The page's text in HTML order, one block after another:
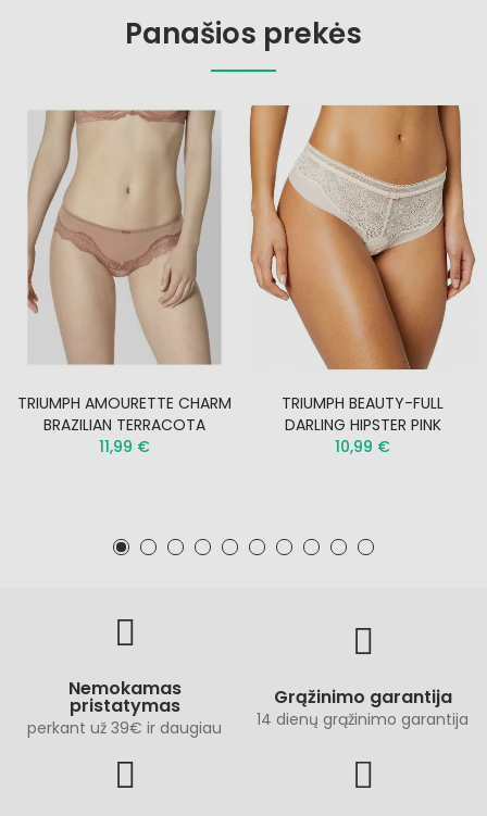
Panašios prekės
TRIUMPH AMOURETTE CHARM
BRAZILIAN TERRACOTA
11,99 €
TRIUMPH BEAUTY-FULL
DARLING HIPSTER PINK
10,99 €
Nemokamas
pristatymas
perkant už 39€ ir daugiau
Grąžinimo garantija
14 dienų grąžinimo garantija